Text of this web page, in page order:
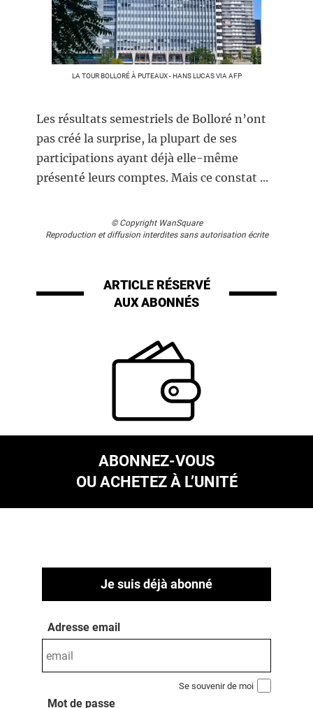
LA TOUR BOLLORÉ À PUTEAUX - HANS LUCAS VIA AFP
Les résultats semestriels de Bolloré n’ont
pas créé la surprise, la plupart de ses
participations ayant déjà elle-même
présenté leurs comptes. Mais ce constat ...
© Copyright WanSquare
Reproduction et diffusion interdites sans autorisation écrite
ARTICLE RÉSERVÉ
AUX ABONNÉS
ABONNEZ-VOUS
OU ACHETEZ À L’UNITÉ
Je suis déjà abonné
Adresse email
Se souvenir de moi
Mot de passe